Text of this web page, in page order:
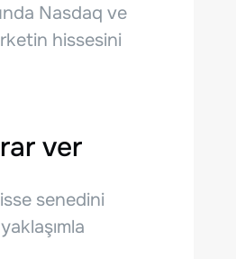
Nasdaq ve
hissesini
ver
senedini